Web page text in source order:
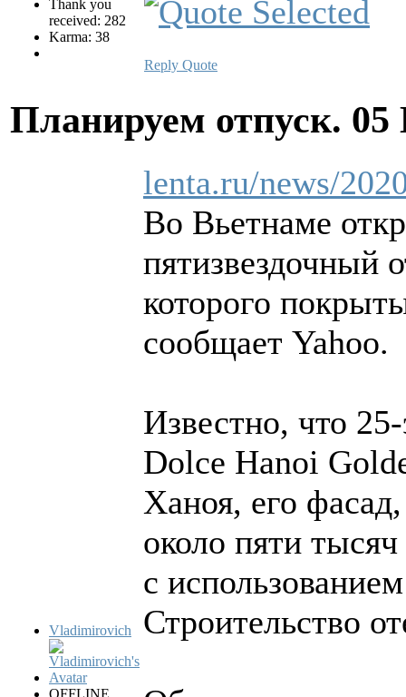
Thank you
received: 282
Karma: 38
Reply Quote
Планируем отпуск. 05
Vladimirovich
OFFLINE
lenta.ru/news/
Во Вьетнаме
пятизвездочный
которого
сообщает Yahoo.
Известно, что
Dolce Hanoi
Ханоя, его
около пяти
с
Строительство